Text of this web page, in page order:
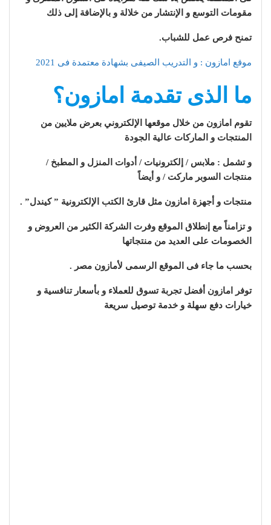
مقومات التوسع و الإنتشار من خلالة و بالإضافة إلى ذلك
تمنح فرص عمل للشباب.
موقع امازون : و التدريب الصيفى بشهادة معتمدة فى 2021
ما الذى تقدمة امازون؟
تقوم امازون من خلال موقعها الإلكتروني بعرض ملايين من
المنتجات و الماركات عالية الجودة
و تشمل : ملابس / إلكترونيات / أدوات المنزل و المطبخ /
منتجات السوبر ماركت / و أيضاً
منتجات و أجهزة امازون مثل قارئ الكتب الإلكترونية ” كيندل” .
و تزامناً مع إنطلاق الموقع وفرت الشركة الكثير من العروض و
الخصومات على العديد من منتجاتها
بحسب ما جاء فى الموقع الرسمى لأمازون مصر .
توفر امازون أفضل تجربة تسوق للعملاء و بأسعار تنافسية و
خيارات دفع سهلة و خدمة توصيل سريعة